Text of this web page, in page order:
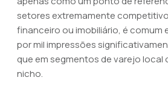
setores extremamente
financeiro ou imobiliário, é
por mil impressões
que em segmentos de varejo local
nicho.